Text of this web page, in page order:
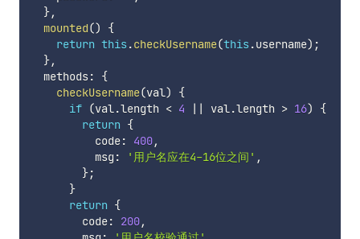
},
mounted()
{
return this .checkUsername(this .username) ;
},
  methods
:
{
checkUsername(val)
{
if (val.length < 4 || val.length > 16)
{
return {
          code
: 400,
          msg
: '用户名应在4-16位之间' ,
};
}
return {
        code
: 200,